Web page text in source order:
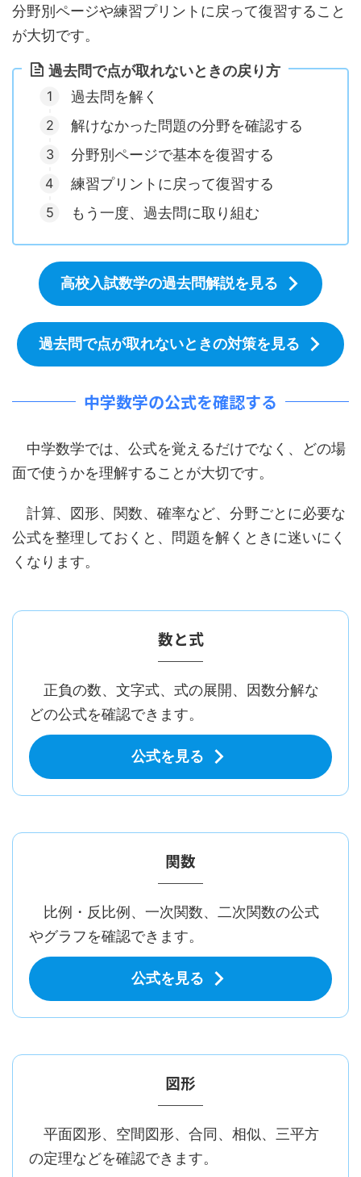
分野別ページや練習プリントに戻って復習すること
が大切です。
過去問で点が取れないときの戻り方
過去問を解く
解けなかった問題の分野を確認する
分野別ページで基本を復習する
練習プリントに戻って復習する
もう一度、過去問に取り組む
高校入試数学の過去問解説を見る
過去問で点が取れないときの対策を見る
中学数学の公式を確認する
中学数学では、公式を覚えるだけでなく、どの場
面で使うかを理解することが大切です。
計算、図形、関数、確率など、分野ごとに必要な
公式を整理しておくと、問題を解くときに迷いにく
くなります。
数と式
正負の数、文字式、式の展開、因数分解な
どの公式を確認できます。
公式を見る
関数
比例・反比例、一次関数、二次関数の公式
やグラフを確認できます。
公式を見る
図形
平面図形、空間図形、合同、相似、三平方
の定理などを確認できます。